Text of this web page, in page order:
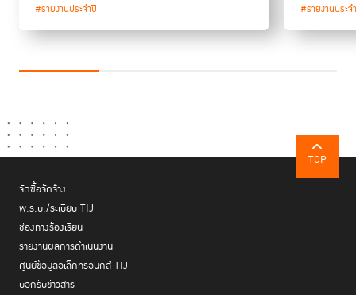
#รายงานประจำปี #รายงานประจ
TOP
จัดซื้อจัดจ้าง
พ.ร.บ./ระเบียบ TIJ
ช่องทางร้องเรียน
รายงานผลการดำเนินงาน
ศูนย์ข้อมูลอิเล็กทรอนิกส์ TIJ
บอกรับข่าวสาร